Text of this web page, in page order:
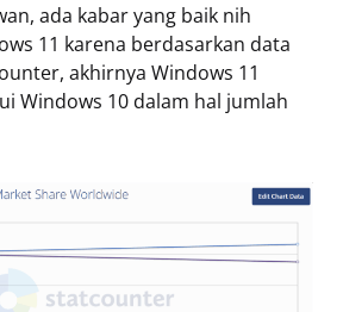
ada kabar yang baik nih
11 karena berdasarkan data
akhirnya Windows 11
Windows 10 dalam hal jumlah